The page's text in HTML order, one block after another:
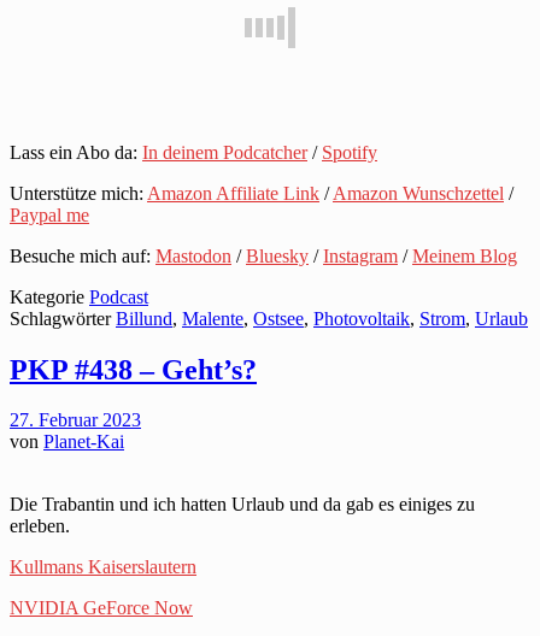
Lass ein Abo da: In deinem Podcatcher/ Spotify
Unterstütze mich: Amazon Affiliate Link /Amazon Wunschzettel /
Paypal me
Besuche mich auf: Mastodon /Bluesky /Instagram /Meinem Blog
Kategorie Podcast
SchlagwörterBillund, Malente, Ostsee, Photovoltaik, Strom, Urlaub
PKP #438 – Geht’s?
27. Februar 2023
von Planet-Kai
Die Trabantin und ich hatten Urlaub und da gab es einiges zu
erleben.
Kullmans Kaiserslautern
NVIDIA GeForce Now